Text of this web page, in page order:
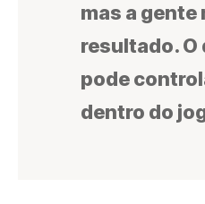
mas a gente
resultado. O
pode
dentro do